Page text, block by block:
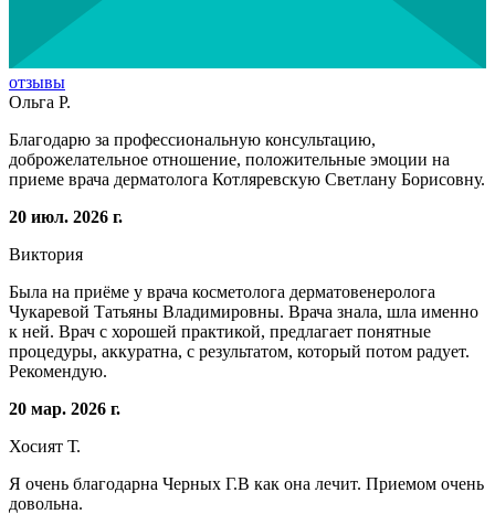
отзывы
Ольга Р.
Благодарю за профессиональную консультацию,
доброжелательное отношение, положительные эмоции на
приеме врача дерматолога Котляревскую Светлану Борисовну.
20 июл. 2026 г.
Виктория
Была на приёме у врача косметолога дерматовенеролога
Чукаревой Татьяны Владимировны. Врача знала, шла именно
к ней. Врач с хорошей практикой, предлагает понятные
процедуры, аккуратна, с результатом, который потом радует.
Рекомендую.
20 мар. 2026 г.
Хосият Т.
Я очень благодарна Черных Г.В как она лечит. Приемом очень
довольна.